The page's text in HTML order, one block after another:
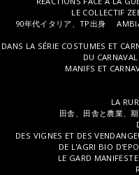
LE COLLECTIF
90年代イタリア、TP出身
DANS LA SÉRIE COSTUMES ET
DU
MANIFS ET
LA
田舎、田舎と農業、
DES VIGNES ET DES
DE L'AGRI BIO
LE GARD